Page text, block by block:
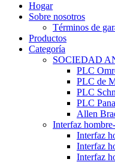
Hogar
Sobre nosotros
Términos de
Productos
Categoría
SOCIEDAD
PLC
PLC de
PLC
PLC
Allen
Interfaz
Interfaz
Interfaz
Interfaz